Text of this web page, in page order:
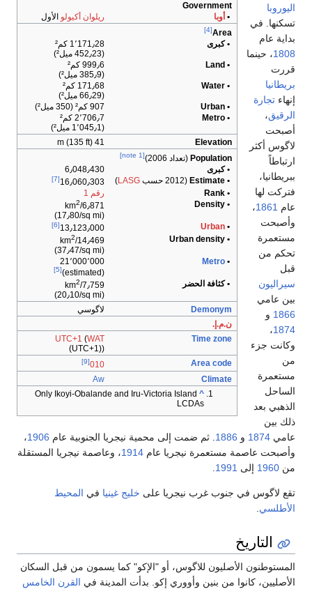
Government
• أوبا ريلوان أكيولو الأول
Area
[4]
• كبرى
1٬171٫28 كم²
(452٫23 ميل²)
• Land
999٫6 كم²
(385٫9 ميل²)
• Water
171٫68 كم²
(66٫29 ميل²)
• Urban
907 كم² (350 ميل²)
• Metro
2٬706٫7 كم²
(1٬045٫1 ميل²)
Elevation
41 m (135 ft)
Population (تعداد 2006) [note 1]
• كبرى
6٫048٫430
• Estimate
(2012 حسب LASG
) 16٫060٫303[7]
• Rank
رقم 1
• Density
6٫871/km 2
(17٫80/sq mi)
•
Urban 13٫123٫000[6]
• Urban density 14٫469/km 2
(37٫47/sq mi)
•
Metro
21٬000٬000
(estimated)
[5]
• كثافة الحضر 7٫759/km 2
(20٫10/sq mi)
Demonym
لاگوسي
ن.م.إ.
Time zone
UTC+1 (WAT
(UTC+1))
Area code
010
[9]
Climate
Aw
^
Only Ikoyi-Obalande and Iru-Victoria Island
LCDAs
اليوروبا
تسكنها. في
بداية عام
1808، حينما
قررت
بريطانيا
إنهاء تجارة
الرقيق،
أصبحت
لاگوس أكثر
ارتباطاً
ببريطانيا،
فتركت لها
عام 1861،
وأصبحت
مستعمرة
تحكم من
قبل
سيراليون
بين عامي
1866 و
1874،
وكانت جزء
من
مستعمرة
الساحل
الذهبي بعد
ذلك بين
عامي 1874 و 1886 . ثم ضمت إلى محمية نيجريا الجنوبية عام 1906،
وأصبحت عاصمة مستعمرة نيجريا عام 1914، وعاصمة نيجريا المستقلة
من 1960 إلى 1991
تقع لاگوس في جنوب غرب نيجريا على خليج غينيا في المحيط
الأطلسي
التاريخ
المستوطنون الأصليون للاگوس، أو "الإكو" كما يسمون من قبل السكان
الأصليين، كانوا من بنين وأووري إكو. بدأت المدينة في القرن الخامس